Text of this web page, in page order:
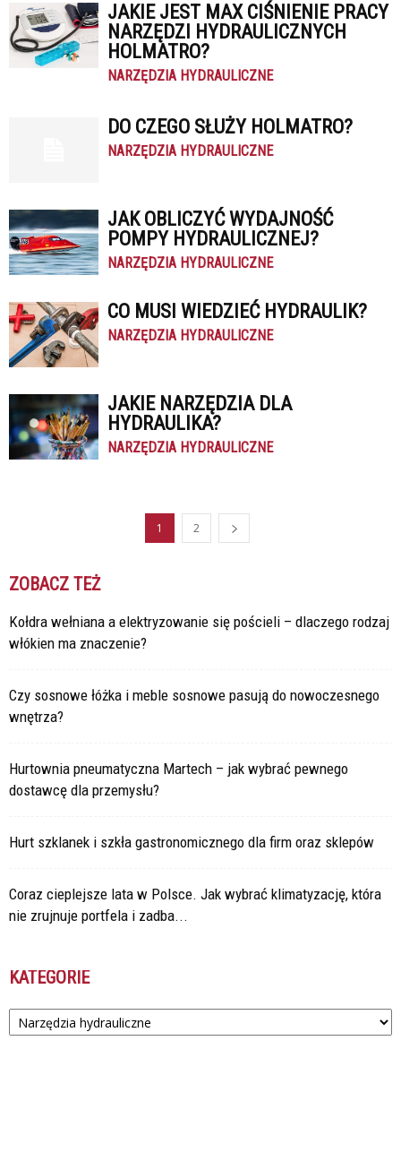
JAKIE JEST MAX CIŚNIENIE PRACY
NARZĘDZI HYDRAULICZNYCH
HOLMATRO?
NARZĘDZIA HYDRAULICZNE
DO CZEGO SŁUŻY HOLMATRO?
NARZĘDZIA HYDRAULICZNE
JAK OBLICZYĆ WYDAJNOŚĆ
POMPY HYDRAULICZNEJ?
NARZĘDZIA HYDRAULICZNE
CO MUSI WIEDZIEĆ HYDRAULIK?
NARZĘDZIA HYDRAULICZNE
JAKIE NARZĘDZIA DLA
HYDRAULIKA?
NARZĘDZIA HYDRAULICZNE
1 2
ZOBACZ TEŻ
Kołdra wełniana a elektryzowanie się pościeli – dlaczego rodzaj
włókien ma znaczenie?
Czy sosnowe łóżka i meble sosnowe pasują do nowoczesnego
wnętrza?
Hurtownia pneumatyczna Martech – jak wybrać pewnego
dostawcę dla przemysłu?
Hurt szklanek i szkła gastronomicznego dla firm oraz sklepów
Coraz cieplejsze lata w Polsce. Jak wybrać klimatyzację, która
nie zrujnuje portfela i zadba...
KATEGORIE
Kategorie